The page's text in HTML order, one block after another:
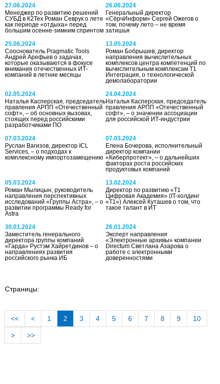
27.06.2024
Менеджер по развитию решений
СУБД в К2Тех Роман Севрук о лете
как периоде «отдыха» перед
большим осенне-зимним спринтом
26.06.2024
Генеральный директор
«СёрчИнформ» Сергей Ожегов о
том, почему лето – не время
затишья
25.06.2024
Сооснователь Pragmatic Tools
Андрей Арефьев о задачах,
которые оказываются в фокусе
внимания отечественных ИТ-
компаний в летние месяцы
13.05.2024
Роман Бобрышев, директор
направления вычислительных
комплексов центра компетенций по
вычислительным комплексам Т1
Интеграция, о технологической
демолаборатории
02.05.2024
Наталья Касперская, председатель
правления АРПП «Отечественный
софт», – об основных вызовах,
стоящих перед российскими
разработчиками ПО
24.04.2024
Наталья Касперская, председатель
правления АРПП «Отечественный
софт», – о значении ассоциации
для российской ИТ-индустрии
07.03.2024
Руслан Вагизов, директор ICL
Services, – о подходах к
комплексному импортозамещению
07.03.2024
Елена Бочерова, исполнительный
директор компании
«Киберпротект», – о дальнейших
факторах роста российских
продуктовых компаний
05.03.2024
Роман Мылицын, руководитель
направления перспективных
исследований «Группы Астра», – о
развитии программы Ready for
Astra
13.02.2024
Директор по развитию «Т1
Цифровая Академия» (IT-холдинг
«Т1») Алексей Куташев о том, что
такое талант в ИТ
30.01.2024
Заместитель генерального
директора группы компаний
«Гарда» Рустэм Хайретдинов – о
направлениях развития
российского рынка ИБ
26.01.2024
Эксперт направления
«Электронные архивы» компании
Directum Светлана Азарова о
работе с электронными
доверенностями
Страницы:
<< < 1 2 3 4 5 6 7 8 9 10
> >>